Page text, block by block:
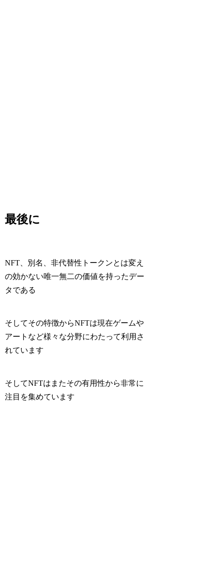
最後に
NFT、別名、非代替性トークンとは変え
の効かない唯一無二の価値を持ったデー
タである
そしてその特徴からNFTは現在ゲームや
アートなど様々な分野にわたって利用さ
れています
そしてNFTはまたその有用性から非常に
注目を集めています